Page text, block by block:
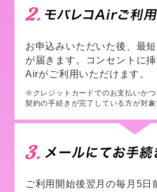
お申込みいただいた後、最
が届きます。コンセントに
Airがご利用いただけます。
※クレジットカードでのお支払いか
契約の手続きが完了している方が対象
ご利用開始後翌月の毎月5日